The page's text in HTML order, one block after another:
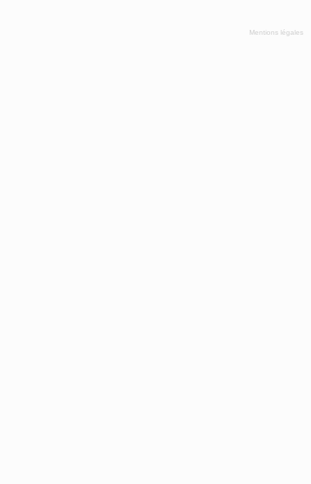
Mentions légales